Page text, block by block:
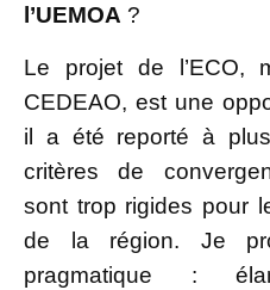
l’UEMOA ?
Le projet de l’ECO,
CEDEAO, est une
il a été reporté à
critères de
sont trop rigides pour
de la région. Je
pragmatique :